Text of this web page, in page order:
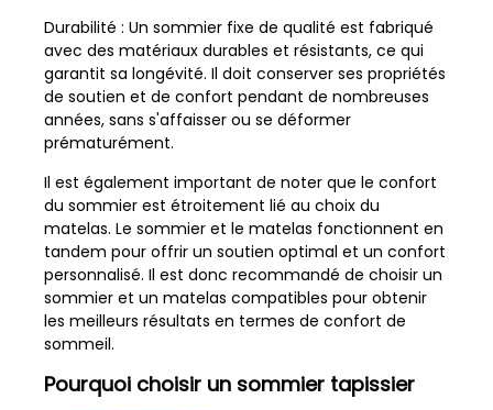
Durabilité : Un sommier fixe de qualité est fabriqué
avec des matériaux durables et résistants, ce qui
garantit sa longévité. Il doit conserver ses propriétés
de soutien et de confort pendant de nombreuses
années, sans s'affaisser ou se déformer
prématurément.
Il est également important de noter que le confort
du sommier est étroitement lié au choix du
matelas. Le sommier et le matelas fonctionnent en
tandem pour offrir un soutien optimal et un confort
personnalisé. Il est donc recommandé de choisir un
sommier et un matelas compatibles pour obtenir
les meilleurs résultats en termes de confort de
sommeil.
Pourquoi choisir un sommier tapissier